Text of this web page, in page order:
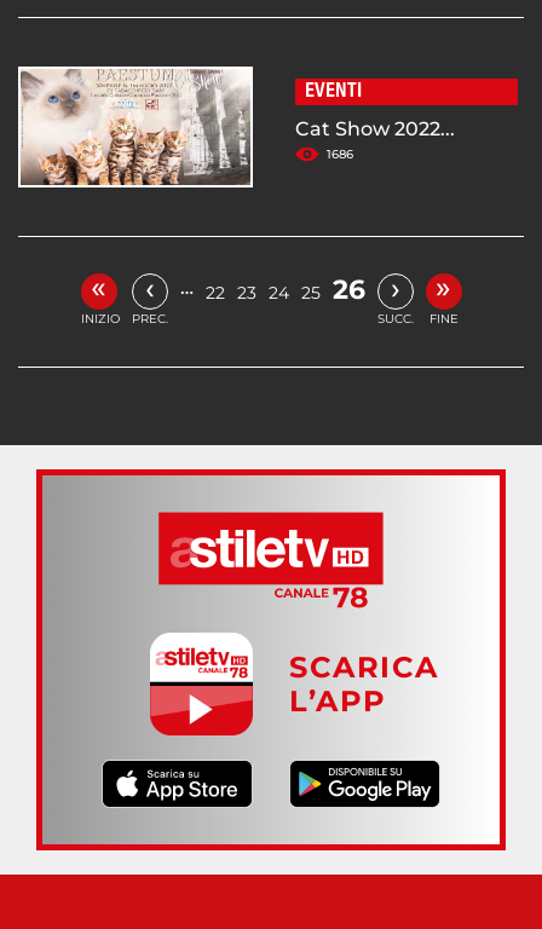
EVENTI
Cat Show 2022...
1686
«
INIZIO
‹
PREC.
… 22 23 24 25 26 ›
SUCC.
»
FINE
SCARICA
L’APP